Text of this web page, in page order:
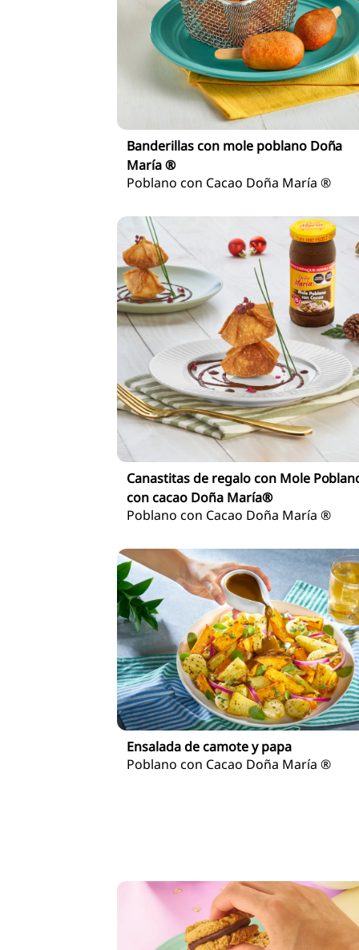
Banderillas con mole poblano Doña
María ®
Poblano con Cacao Doña María ®
Canastitas de regalo con Mole
con cacao Doña María®
Poblano con Cacao Doña María ®
Ensalada de camote y papa
Poblano con Cacao Doña María ®